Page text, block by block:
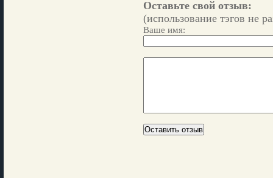
Оставьте свой отзыв:
(использование тэгов не
Ваше имя: